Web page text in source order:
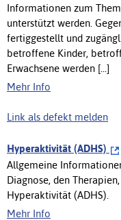
Informationen zum
unterstützt werden.
fertiggestellt und
betroffene Kinder,
Erwachsene werden [...]
Mehr Info
Link als defekt melden
Hyperaktivität (ADHS)
Allgemeine
Diagnose, den
Hyperaktivität (ADHS).
Mehr Info